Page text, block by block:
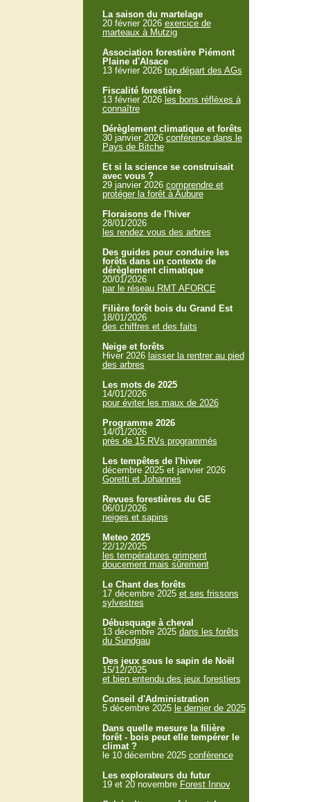
La saison du martelage
20 février 2026 exercice de
marteaux à Mutzig
Association forestière Piémont
Plaine d'Alsace
13 février 2026 top départ des AGs
Fiscalité forestière
13 février 2026 les bons réflèxes à
connaître
Dérèglement climatique et forêts
30 janvier 2026 conférence dans le
Pays de Bitche
Et si la science se construisait
avec vous ?
29 janvier 2026 comprendre et
protéger la forêt à Aubure
Floraisons de l'hiver
28/01/2026
les rendez vous des arbres
Des guides pour conduire les
forêts dans un contexte de
dérèglement climatique
20/01/2026
par le réseau RMT AFORCE
Filière forêt bois du Grand Est
18/01/2026
des chiffres et des faits
Neige et forêts
Hiver 2026 laisser la rentrer au pied
des arbres
Les mots de 2025
14/01/2026
pour éviter les maux de 2026
Programme 2026
14/01/2026
près de 15 RVs programmés
Les tempêtes de l'hiver
décembre 2025 et janvier 2026
Goretti et Johannes
Revues forestières du GE
06/01/2026
neiges et sapins
Meteo 2025
22/12/2025
les températures grimpent
doucement mais sûrement
Le Chant des forêts
17 décembre 2025 et ses frissons
sylvestres
Débusquage à cheval
13 décembre 2025 dans les forêts
du Sundgau
Des jeux sous le sapin de Noël
15/12/2025
et bien entendu des jeux forestiers
Conseil d'Administration
5 décembre 2025 le dernier de 2025
Dans quelle mesure la filière
forêt - bois peut elle tempérer le
climat ?
le 10 décembre 2025 conférence
Les explorateurs du futur
19 et 20 novembre Forest Innov